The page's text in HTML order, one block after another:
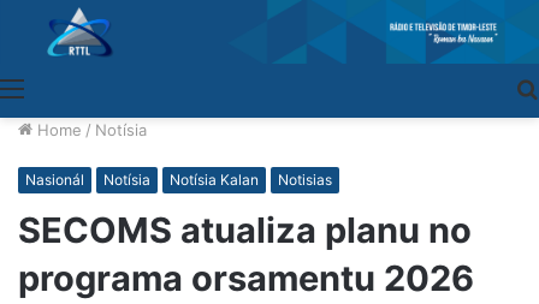
Home / Notísia
Nasionál Notísia Notísia Kalan Notisias
SECOMS atualiza planu no
programa orsamentu 2026